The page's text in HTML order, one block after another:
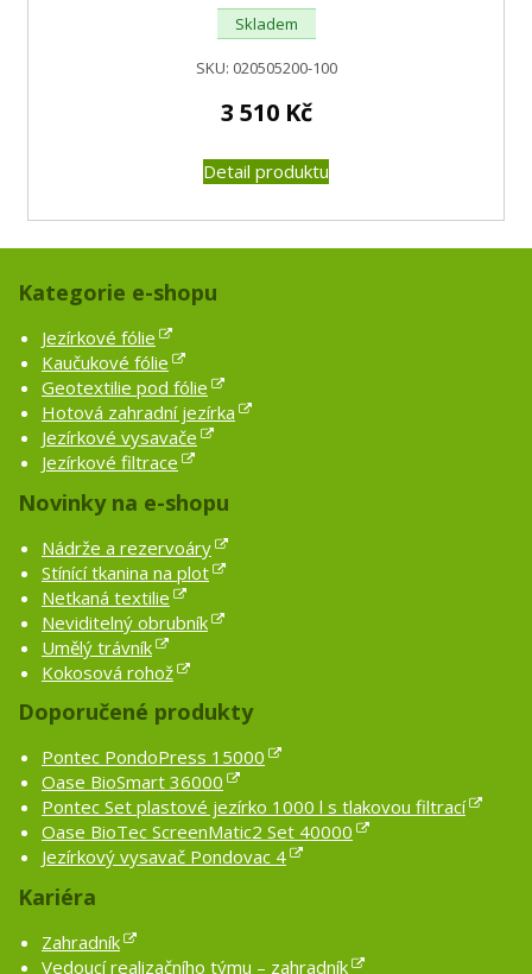
Skladem
SKU: 020505200-100
3 510 Kč
Detail produktu
Kategorie e-shopu
Jezírkové fólie
Kaučukové fólie
Geotextilie pod fólie
Hotová zahradní jezírka
Jezírkové vysavače
Jezírkové filtrace
Novinky na e-shopu
Nádrže a rezervoáry
Stínící tkanina na plot
Netkaná textilie
Neviditelný obrubník
Umělý trávník
Kokosová rohož
Doporučené produkty
Pontec PondoPress 15000
Oase BioSmart 36000
Pontec Set plastové jezírko 1000 l s tlakovou filtrací
Oase BioTec ScreenMatic2 Set 40000
Jezírkový vysavač Pondovac 4
Kariéra
Zahradník
Vedoucí realizačního týmu – zahradník